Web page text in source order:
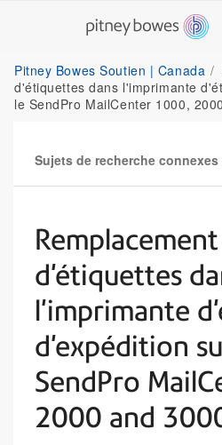
Pitney Bowes Soutien | Canada
d'étiquettes dans l'imprimante
le SendPro MailCenter 1000,
Sujets de recherche connexes
d'étiquettes
l'imprimante
d'expédition
SendPro
2000 and